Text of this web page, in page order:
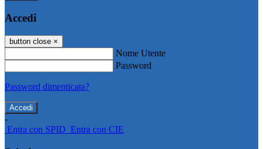
Accedi
button close ×
Nome Utente
Password
Password dimenticata?
-
Entra con SPID Entra con CIE